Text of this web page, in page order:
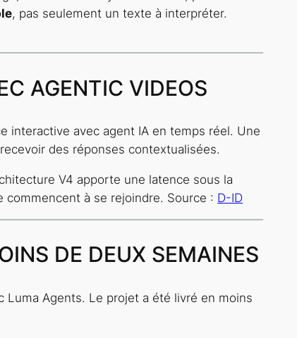
, pas seulement un texte à interpréter.
AGENTIC VIDEOS
interactive avec agent IA en temps réel. Une
des réponses contextualisées.
V4 apporte une latence sous la
à se rejoindre. Source : D-ID
DE DEUX SEMAINES
Luma Agents. Le projet a été livré en moins